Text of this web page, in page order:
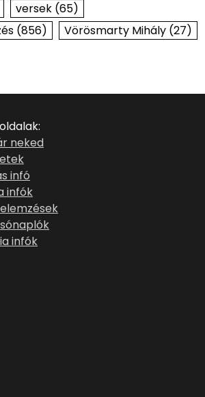
versek(65)
(856) Vörösmarty Mihály(27)
neked
infó
infók
infók